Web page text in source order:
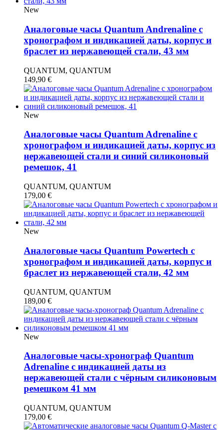
New
Аналоговые часы Quantum Andrenaline с
хронографом и индикацией даты, корпус и
браслет из нержавеющей стали, 43 мм
QUANTUM, QUANTUM
149,90 €
New
Аналоговые часы Quantum Adrenaline с
хронографом и индикацией даты, корпус из
нержавеющей стали и синий силиконовый
ремешок, 41
QUANTUM, QUANTUM
179,00 €
New
Аналоговые часы Quantum Powertech с
хронографом и индикацией даты, корпус и
браслет из нержавеющей стали, 42 мм
QUANTUM, QUANTUM
189,00 €
New
Аналоговые часы-хронограф Quantum
Adrenaline с индикацией даты из
нержавеющей стали с чёрным силиконовым
ремешком 41 мм
QUANTUM, QUANTUM
179,00 €